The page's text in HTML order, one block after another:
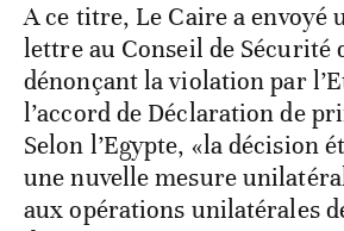
A ce titre, Le Caire a envoyé
lettre au Conseil de Sécurité
dénonçant la violation par
l’accord de Déclaration de
Selon l’Egypte, «la décision
une nuvelle mesure
aux opérations unilatérales